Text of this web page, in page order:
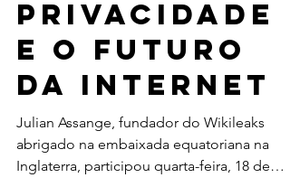
Liberdade,
Privacidade
e o Futuro
da Internet
Julian Assange, fundador do Wikileaks